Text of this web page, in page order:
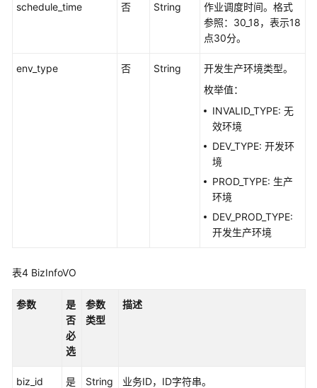
据
schedule_time 否 String
作业调度时间。格式
参照：30_18，表示18
点30分。
env_type 否 String
开发生产环境类型。
枚举值：
INVALID_TYPE: 无
效环境
DEV_TYPE: 开发环
境
PROD_TYPE: 生产
环境
DEV_PROD_TYPE:
开发生产环境
表4 BizInfoVO
参数
是
否
必
选
参数
类型
描述
biz_id 是 String 业务ID，ID字符串。